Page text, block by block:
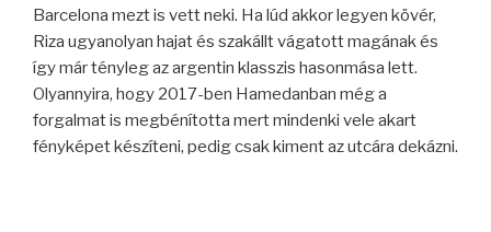
Barcelona mezt is vett neki. Ha lúd akkor legyen kövér,
Riza ugyanolyan hajat és szakállt vágatott magának és
így már tényleg az argentin klasszis hasonmása lett.
Olyannyira, hogy 2017-ben Hamedanban még a
forgalmat is megbénította mert mindenki vele akart
fényképet készíteni, pedig csak kiment az utcára dekázni.